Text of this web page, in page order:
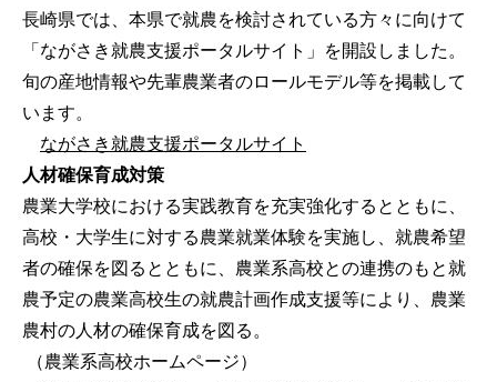
長崎県では、本県で就農を検討されている方々に向けて
「ながさき就農支援ポータルサイト」を開設しました。
旬の産地情報や先輩農業者のロールモデル等を掲載して
います。
ながさき就農支援ポータルサイト
人材確保育成対策
農業大学校における実践教育を充実強化するとともに、
高校・大学生に対する農業就業体験を実施し、就農希望
者の確保を図るとともに、農業系高校との連携のもと就
農予定の農業高校生の就農計画作成支援等により、農業
農村の人材の確保育成を図る。
（農業系高校ホームページ）